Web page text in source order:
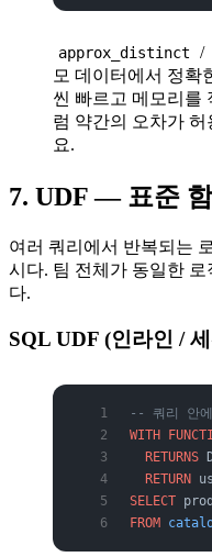
approx_distinct /
모 데이터에서 정확
씬 빠르고 메모리를
럼 약간의 오차가 허
요.
7. UDF — 표준
여러 쿼리에서 반복되는
시다. 팀 전체가 동일한
다.
SQL UDF (인라인 /
-- 쿼리 안에
WITH
  RETURNS
  RETURN
SELECT
FROM